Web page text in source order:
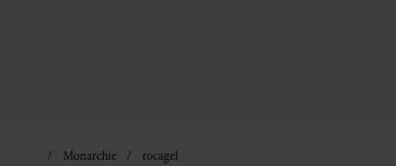
Monarchie rocagel